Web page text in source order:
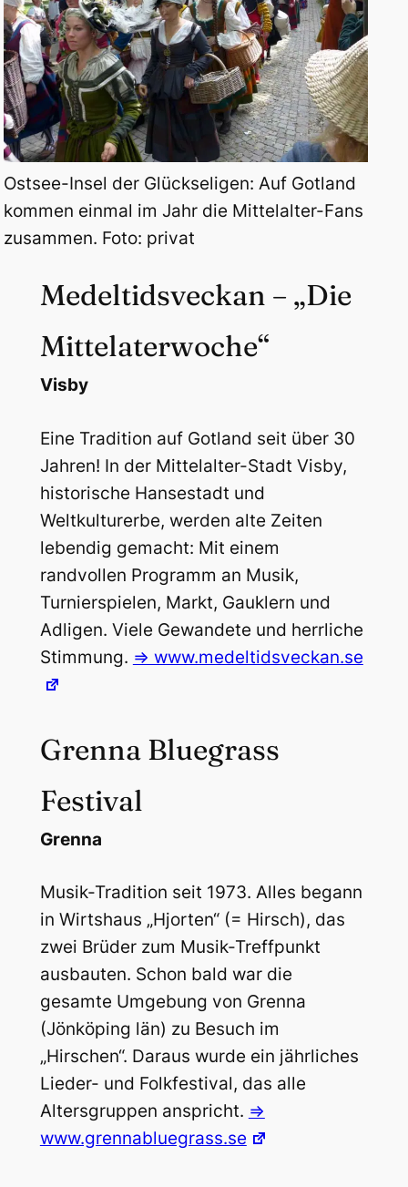
Ostsee-Insel der Glückseligen: Auf Gotland
kommen einmal im Jahr die Mittelalter-Fans
zusammen. Foto: privat
Medeltidsveckan – „Die
Mittelaterwoche“
Visby
Eine Tradition auf Gotland seit über 30
Jahren! In der Mittelalter-Stadt Visby,
historische Hansestadt und
Weltkulturerbe, werden alte Zeiten
lebendig gemacht: Mit einem
randvollen Programm an Musik,
Turnierspielen, Markt, Gauklern und
Adligen. Viele Gewandete und herrliche
Stimmung. => www.medeltidsveckan.se
Grenna Bluegrass
Festival
Grenna
Musik-Tradition seit 1973. Alles begann
in Wirtshaus „Hjorten“ (= Hirsch), das
zwei Brüder zum Musik-Treffpunkt
ausbauten. Schon bald war die
gesamte Umgebung von Grenna
(Jönköping län) zu Besuch im
„Hirschen“. Daraus wurde ein jährliches
Lieder- und Folkfestival, das alle
Altersgruppen anspricht. =>
www.grennabluegrass.se